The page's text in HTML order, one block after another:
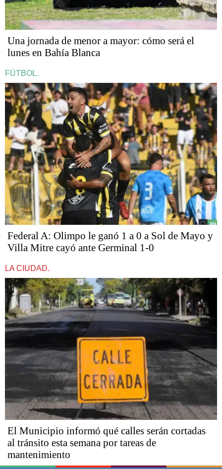
Una jornada de menor a mayor: cómo será el
lunes en Bahía Blanca
FÚTBOL.
Federal A: Olimpo le ganó 1 a 0 a Sol de Mayo y
Villa Mitre cayó ante Germinal 1-0
LA CIUDAD.
El Municipio informó qué calles serán cortadas
al tránsito esta semana por tareas de
mantenimiento